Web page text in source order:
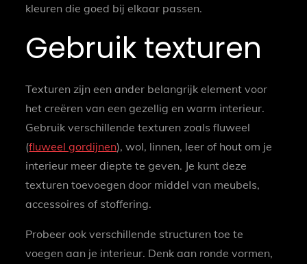
kleuren die goed bij elkaar passen.
Gebruik texturen
Texturen zijn een ander belangrijk element voor
het creëren van een gezellig en warm interieur.
Gebruik verschillende texturen zoals fluweel
(fluweel gordijnen), wol, linnen, leer of hout om je
interieur meer diepte te geven. Je kunt deze
texturen toevoegen door middel van meubels,
accessoires of stoffering.
Probeer ook verschillende structuren toe te
voegen aan je interieur. Denk aan ronde vormen,